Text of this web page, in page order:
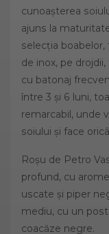
cunoașterea
ajuns la
selecţia
de inox, pe
cu batonaj
între 3 şi 6 luni,
remarcabil, unde
soiului şi face
Roșu de Petro
profund, cu
uscate și piper
mediu, cu un
coacăze negre.